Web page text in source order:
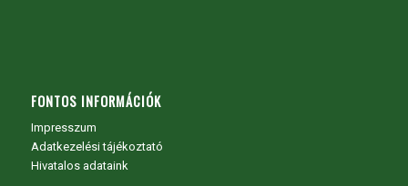
FONTOS INFORMÁCIÓK
Impresszum
Adatkezelési tájékoztató
Hivatalos adataink